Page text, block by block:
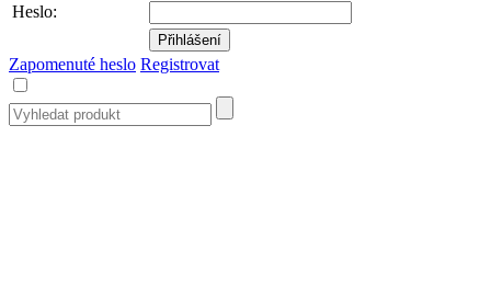
Heslo:
Zapomenuté heslo Registrovat